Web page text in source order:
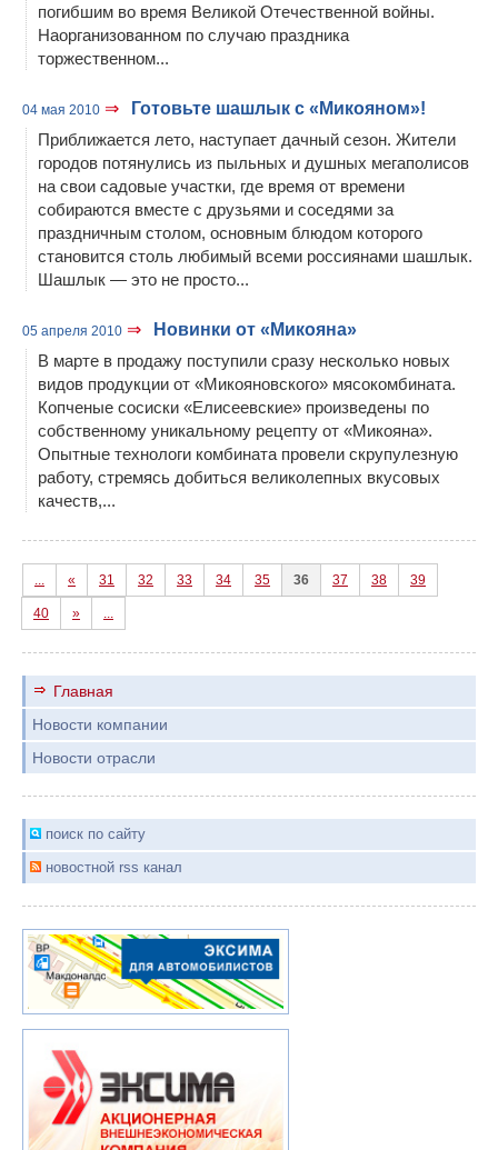
погибшим во время Великой Отечественной войны.
Наорганизованном по случаю праздника
торжественном...
04 мая 2010 ⇒
Готовьте шашлык с «Микояном»!
Приближается лето, наступает дачный сезон. Жители
городов потянулись из пыльных и душных мегаполисов
на свои садовые участки, где время от времени
собираются вместе с друзьями и соседями за
праздничным столом, основным блюдом которого
становится столь любимый всеми россиянами шашлык.
Шашлык — это не просто...
05 апреля 2010 ⇒
Новинки от «Микояна»
В марте в продажу поступили сразу несколько новых
видов продукции от «Микояновского» мясокомбината.
Копченые сосиски «Елисеевские» произведены по
собственному уникальному рецепту от «Микояна».
Опытные технологи комбината провели скрупулезную
работу, стремясь добиться великолепных вкусовых
качеств,...
... « 31 32 33 34 35 36 37 38 39
40 » ...
Главная
Новости компании
Новости отрасли
поиск по сайту
новостной rss канал